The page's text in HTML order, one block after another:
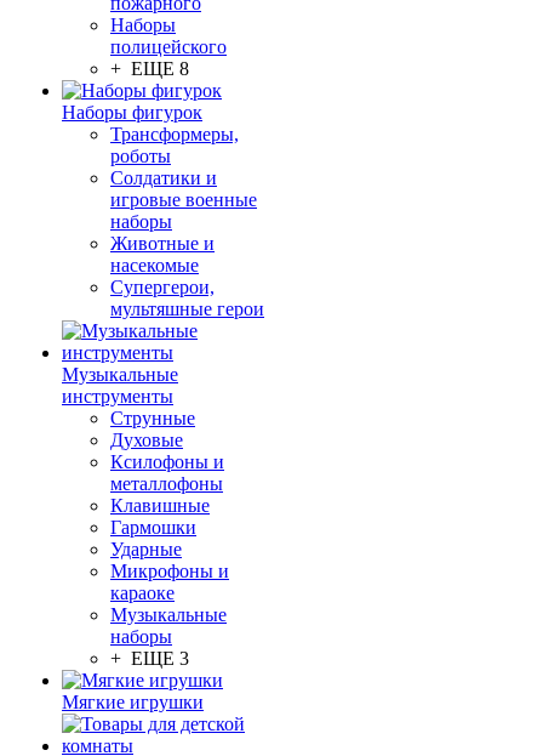
Наборы
полицейского
+ ЕЩЕ 8
Наборы фигурок
Трансформеры,
роботы
Солдатики и
игровые военные
наборы
Животные и
насекомые
Супергерои,
мультяшные герои
Музыкальные
инструменты
Струнные
Духовые
Ксилофоны и
металлофоны
Клавишные
Гармошки
Ударные
Микрофоны и
караоке
Музыкальные
наборы
+ ЕЩЕ 3
Мягкие игрушки